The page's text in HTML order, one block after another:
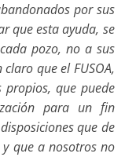
por sus
que esta ayuda, se
pozo, no a sus
que el FUSOA,
propios, que puede
para un fin
que de
que a nosotros no